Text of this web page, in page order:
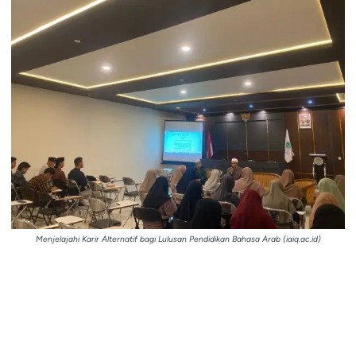
Menjelajahi Karir Alternatif bagi Lulusan Pendidikan Bahasa Arab (iaiq.ac.id)